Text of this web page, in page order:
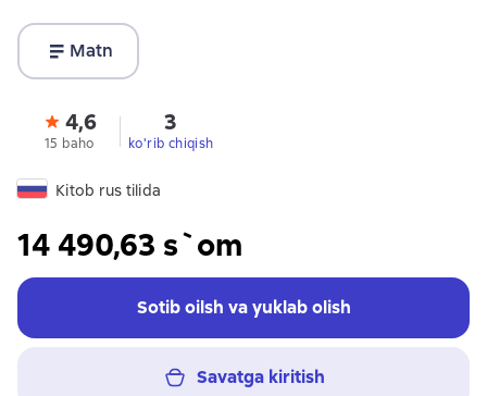
Matn
4,6
15 baho
3
ko'rib chiqish
Kitob rus tilida
14 490,63 s`om
Sotib oilsh va yuklab olish
Savatga kiritish